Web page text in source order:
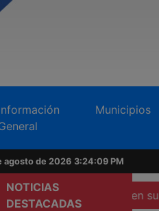
Municipios
agosto de 2026 3:24:11 PM
NOTICIAS
DESTACADAS
no porten su cámara